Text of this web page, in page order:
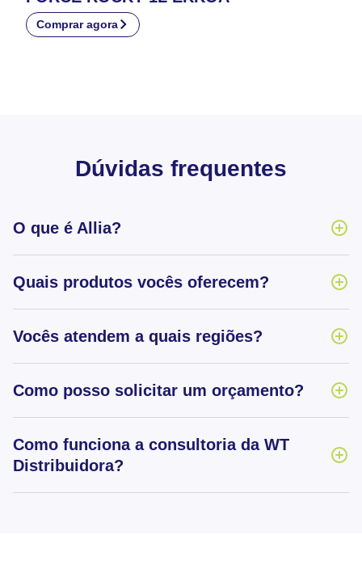
Comprar agora
Dúvidas frequentes
O que é Allia?
Quais produtos vocês oferecem?
Vocês atendem a quais regiões?
Como posso solicitar um orçamento?
Como funciona a consultoria da WT
Distribuidora?